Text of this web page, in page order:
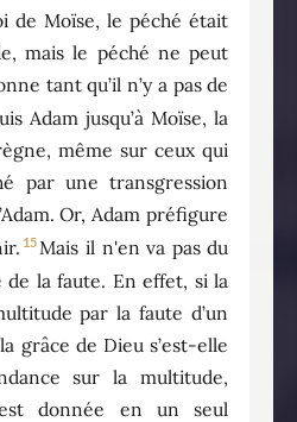
de Moïse, le péché était
mais le péché ne peut
tant qu’il n’y a pas de
Adam jusqu’à Moïse, la
même sur ceux qui
par une transgression
Or, Adam préfigure
15Mais il n'en va pas du
la faute. En effet, si la
par la faute d’un
grâce de Dieu s’est-elle
sur la multitude,
donnée en un seul